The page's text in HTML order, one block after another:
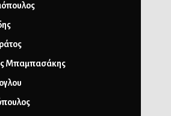
Μπαμπασάκης